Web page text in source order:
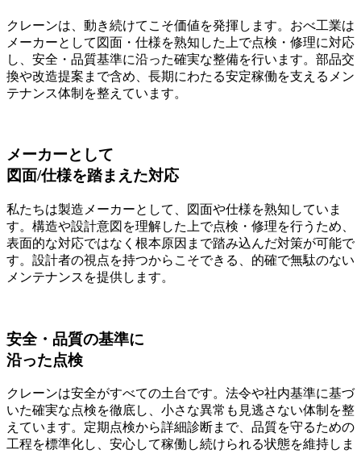
クレーンは、動き続けてこそ価値を発揮します。おべ工業は
メーカーとして図面・仕様を熟知した上で点検・修理に対応
し、安全・品質基準に沿った確実な整備を行います。部品交
換や改造提案まで含め、長期にわたる安定稼働を支えるメン
テナンス体制を整えています。
メーカーとして
図面/仕様を踏まえた対応
私たちは製造メーカーとして、図面や仕様を熟知していま
す。構造や設計意図を理解した上で点検・修理を行うため、
表面的な対応ではなく根本原因まで踏み込んだ対策が可能で
す。設計者の視点を持つからこそできる、的確で無駄のない
メンテナンスを提供します。
安全・品質の基準に
沿った点検
クレーンは安全がすべての土台です。法令や社内基準に基づ
いた確実な点検を徹底し、小さな異常も見逃さない体制を整
えています。定期点検から詳細診断まで、品質を守るための
工程を標準化し、安心して稼働し続けられる状態を維持しま